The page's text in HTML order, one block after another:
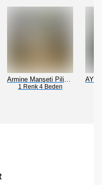
Armine Manşeti Piliseli Abiye Elbise 23Y9617
1 Renk 4 Beden